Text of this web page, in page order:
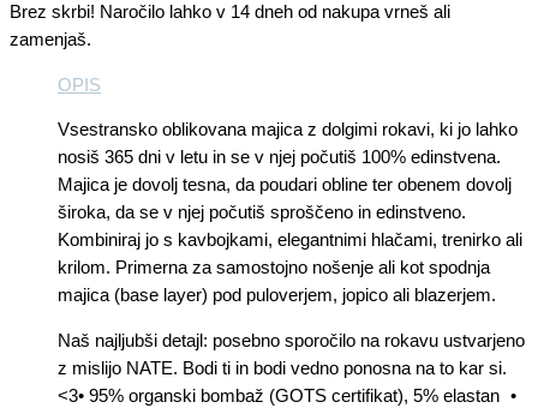
Brez skrbi! Naročilo lahko v 14 dneh od nakupa vrneš ali
zamenjaš.
OPIS
Vsestransko oblikovana majica z dolgimi rokavi, ki jo lahko
nosiš 365 dni v letu in se v njej počutiš 100% edinstvena.
Majica je dovolj tesna, da poudari obline ter obenem dovolj
široka, da se v njej počutiš sproščeno in edinstveno.
Kombiniraj jo s kavbojkami, elegantnimi hlačami, trenirko ali
krilom. Primerna za samostojno nošenje ali kot spodnja
majica (base layer) pod puloverjem, jopico ali blazerjem.
Naš najljubši detajl: posebno sporočilo na rokavu ustvarjeno
z mislijo NATE. Bodi ti in bodi vedno ponosna na to kar si.
<3• 95% organski bombaž (GOTS certifikat), 5% elastan •